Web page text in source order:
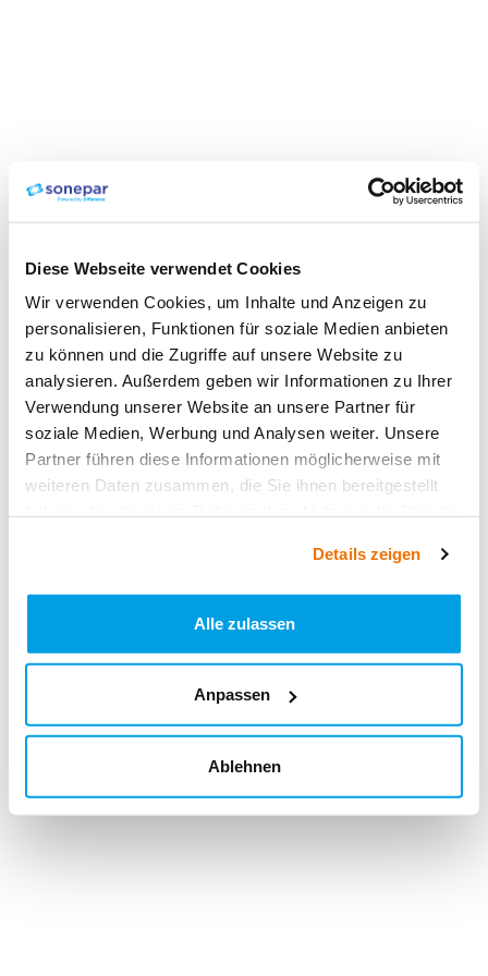
Diese Webseite verwendet Cookies
Wir verwenden Cookies, um Inhalte und Anzeigen zu
personalisieren, Funktionen für soziale Medien anbieten
zu können und die Zugriffe auf unsere Website zu
analysieren. Außerdem geben wir Informationen zu Ihrer
Verwendung unserer Website an unsere Partner für
soziale Medien, Werbung und Analysen weiter. Unsere
Partner führen diese Informationen möglicherweise mit
weiteren Daten zusammen, die Sie ihnen bereitgestellt
Details zeigen
Alle zulassen
Anpassen
Ablehnen